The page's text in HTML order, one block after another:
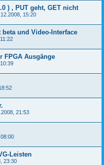
) , PUT geht, GET nicht
15:20
und Video-Interface
FPGA Ausgänge
21:53
Leisten
23:30